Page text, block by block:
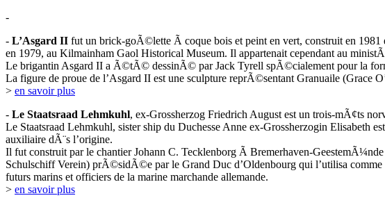
-
- L’Asgard II fut un brick-goÃ©lette Ã coque bois et peint en vert, construit en
en 1979, au Kilmainham Gaol Historical Museum. Il appartenait cependant au
Le brigantin Asgard II a Ã©tÃ© dessinÃ© par Jack Tyrell spÃ©cialement pour la
La figure de proue de l’Asgard II est une sculpture reprÃ©sentant Granuaile (Grace
> en savoir plus
- Le Staatsraad Lehmkuhl, ex-Grossherzog Friedrich August est un trois-mÃ¢ts
Le Staatsraad Lehmkuhl, sister ship du Duchesse Anne ex-Grossherzogin
auxiliaire dÃ¨s l’origine.
Il fut construit par le chantier Johann C. Tecklenborg Ã Bremerhaven-
Schulschiff Verein) prÃ©sidÃ©e par le Grand Duc d’Oldenbourg qui l’utilisa
futurs marins et officiers de la marine marchande allemande.
> en savoir plus